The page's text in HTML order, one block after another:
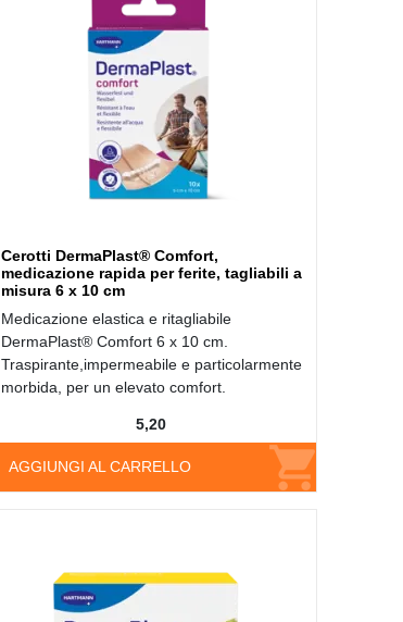
Cerotti DermaPlast® Comfort,
medicazione rapida per ferite, tagliabili a
misura 6 x 10 cm
Medicazione elastica e ritagliabile
DermaPlast® Comfort 6 x 10 cm.
Traspirante,impermeabile e particolarmente
morbida, per un elevato comfort.
AGGIUNGI AL CARRELLO
5,20